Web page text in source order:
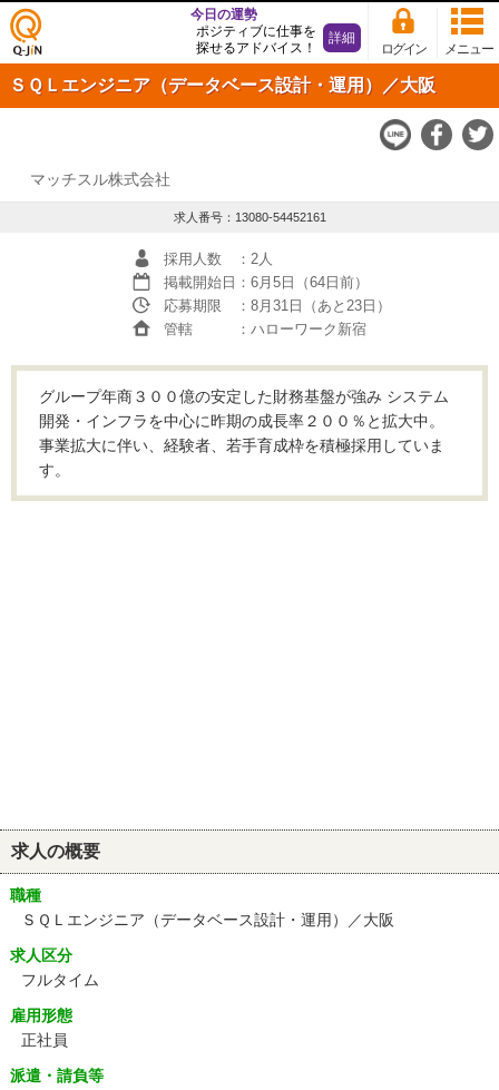
仕事
探し
の求
Q-JiN
メニュー
ログイン
今日の運勢
ポジティブに仕事を
探せるアドバイス！
詳細
ＳＱＬエンジニア（データベース設計・運用）／大阪
マッチスル株式会社
求人番号：13080-54452161
採用人数
：2人
掲載開始日 ：6月5日（64日前）
応募期限
：8月31日（あと23日）
管轄
：ハローワーク新宿
グループ年商３００億の安定した財務基盤が強み システム
開発・インフラを中心に昨期の成長率２００％と拡大中。
事業拡大に伴い、経験者、若手育成枠を積極採用していま
す。
求人の概要
職種
ＳＱＬエンジニア（データベース設計・運用）／大阪
求人区分
フルタイム
雇用形態
正社員
派遣・請負等